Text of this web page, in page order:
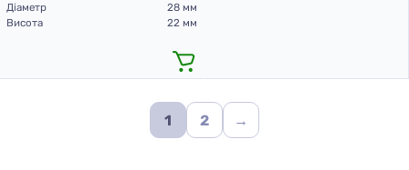
Діаметр
28 мм
Висота
22 мм
1 2 →